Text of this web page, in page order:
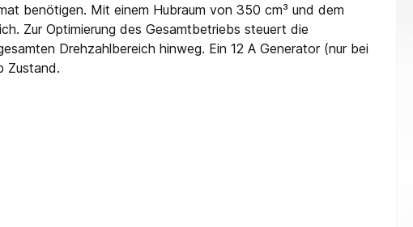
benötigen. Mit einem Hubraum von 350 cm³ und dem
Zur Optimierung des Gesamtbetriebs steuert die
Drehzahlbereich hinweg. Ein 12 A Generator (nur bei
Zustand.